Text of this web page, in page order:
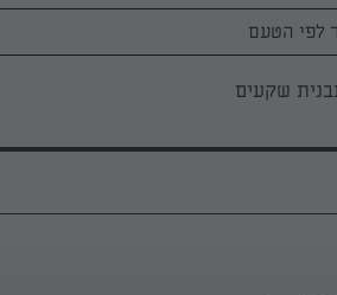
לפי הטעם
שקעים